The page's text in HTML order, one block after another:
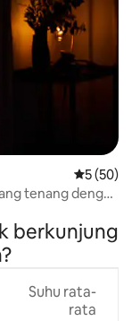
Nilai rata-
5 (50)
tenang dengan
berkunjung
Suhu rata-
rata